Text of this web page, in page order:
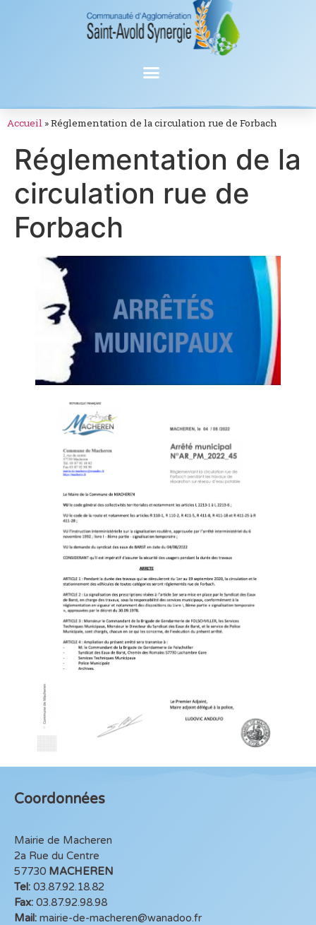
Accueil »Réglementation de la circulation rue de Forbach
Réglementation de la
circulation rue de
Forbach
Coordonnées
Mairie de Macheren
2a Rue du Centre
57730 MACHEREN
Tel: 03.87.92.18.82
Fax: 03.87.92.98.98
Mail: mairie-de-macheren@wanadoo.fr